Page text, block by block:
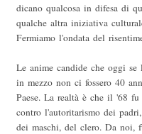
dicano qualcosa in difesa di
qualche altra iniziativa
Fermiamo l'ondata del
Le anime candide che oggi
in mezzo non ci fossero 40
Paese. La realtà è che il '68
contro l'autoritarismo dei
dei maschi, del clero. Da